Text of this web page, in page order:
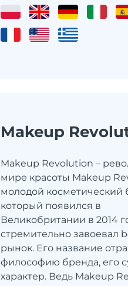
Makeup
Makeup Revolution –
мире красоты Makeup
молодой косметический
который появился в
Великобритании в 2014
стремительно завоевал
рынок. Его название
философию бренда, его
характер. Ведь Makeup